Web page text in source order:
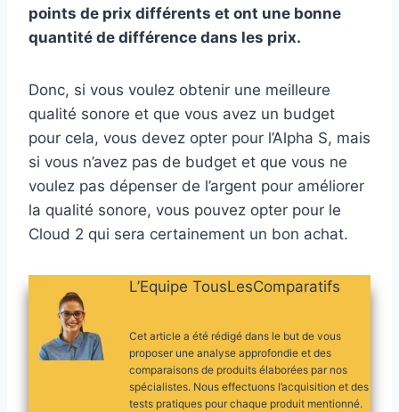
points de prix différents et ont une bonne
quantité de différence dans les prix.
Donc, si vous voulez obtenir une meilleure
qualité sonore et que vous avez un budget
pour cela, vous devez opter pour l’Alpha S, mais
si vous n’avez pas de budget et que vous ne
voulez pas dépenser de l’argent pour améliorer
la qualité sonore, vous pouvez opter pour le
Cloud 2 qui sera certainement un bon achat.
L’Equipe TousLesComparatifs
Cet article a été rédigé dans le but de vous
proposer une analyse approfondie et des
comparaisons de produits élaborées par nos
spécialistes. Nous effectuons l’acquisition et des
tests pratiques pour chaque produit mentionné.